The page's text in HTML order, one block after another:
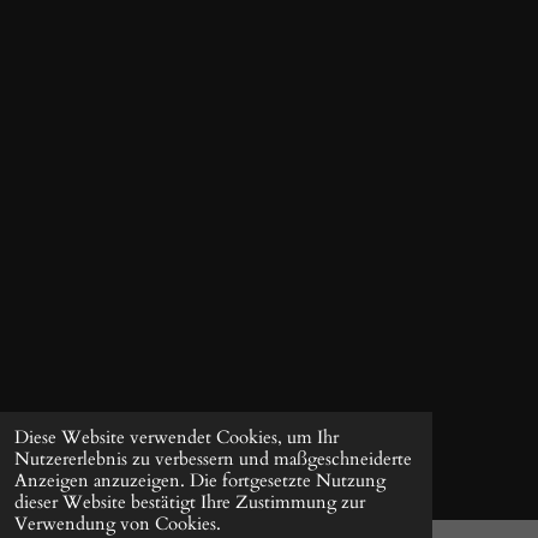
Diese Website verwendet Cookies, um Ihr
Nutzererlebnis zu verbessern und maßgeschneiderte
Anzeigen anzuzeigen. Die fortgesetzte Nutzung
dieser Website bestätigt Ihre Zustimmung zur
Verwendung von Cookies.